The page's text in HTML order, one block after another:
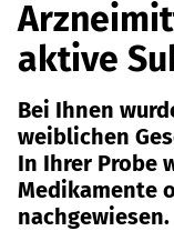
aktive
Bei Ihnen
weiblichen
In Ihrer Probe
Medikamente
nachgewiesen.